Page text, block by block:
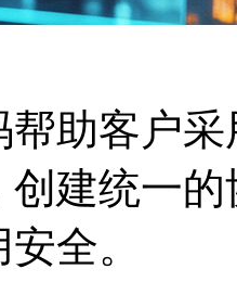
助客户
创建统一
安全。